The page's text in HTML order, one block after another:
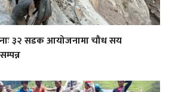
३२ सडक आयोजनामा चौध सय